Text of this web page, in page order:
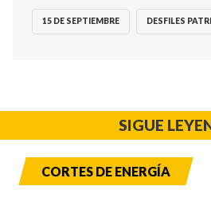
15 DE SEPTIEMBRE DESFILES
SIGUE
CORTES DE ENERGÍA